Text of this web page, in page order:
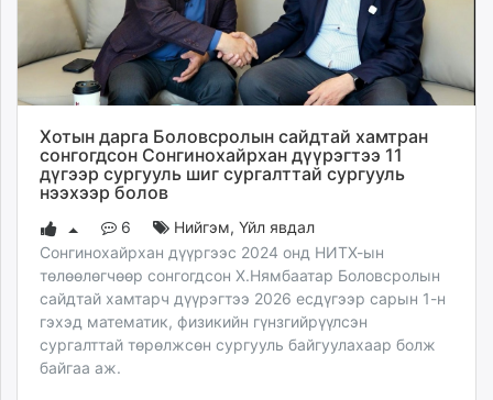
Хотын дарга Боловсролын сайдтай хамтран
сонгогдсон Сонгинохайрхан дүүрэгтээ 11
дүгээр сургууль шиг сургалттай сургууль
нээхээр болов
6 Нийгэм,Үйл явдал
Сонгинохайрхан дүүргээс 2024 онд НИТХ-ын
төлөөлөгчөөр сонгогдсон Х.Нямбаатар Боловсролын
сайдтай хамтарч дүүрэгтээ 2026 есдүгээр сарын 1-н
гэхэд математик, физикийн гүнзгийрүүлсэн
сургалттай төрөлжсөн сургууль байгуулахаар болж
байгаа аж.